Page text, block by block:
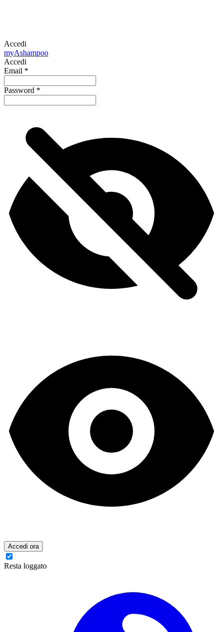
Accedi
myAshampoo
Accedi
Email *
Password *
Accedi ora
Resta loggato